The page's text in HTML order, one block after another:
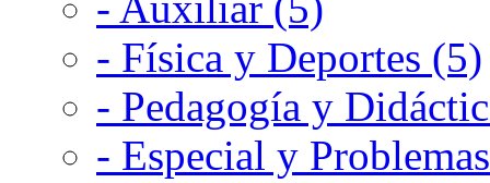
- Física y Deportes (5)
- Pedagogía y
- Especial y